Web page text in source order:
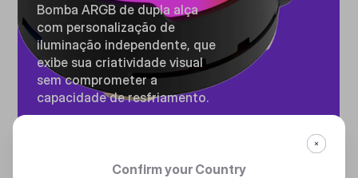
Bomba ARGB de dupla alça
com personalização de
iluminação independente, que
exibe sua criatividade visual
sem comprometer a
capacidade de resfriamento.
Confirm your Country